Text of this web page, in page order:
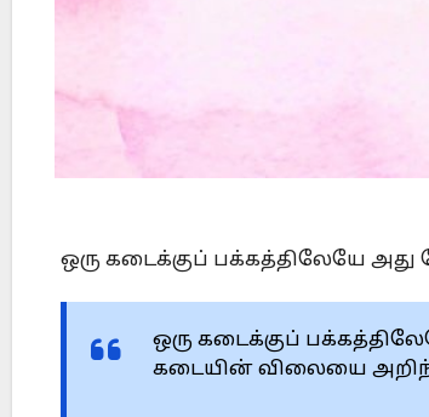
ஒரு கடைக்குப் பக்கத்திலேயே
ஒரு கடைக்குப்
கடையின் விலையை